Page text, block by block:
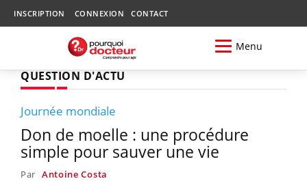
INSCRIPTION CONNEXION CONTACT
Menu
QUESTION D'ACTU
Journée mondiale
Don de moelle : une procédure
simple pour sauver une vie
Par Antoine Costa